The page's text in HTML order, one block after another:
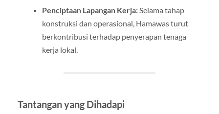
Penciptaan Lapangan Kerja:Selama tahap
konstruksi dan operasional, Hamawas turut
berkontribusi terhadap penyerapan tenaga
kerja lokal.
Tantangan yang Dihadapi